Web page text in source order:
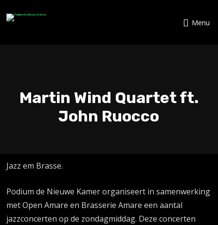
Menu
Martin Wind Quartet ft.
John Ruocco
Jazz em Brasse.
Podium de Nieuwe Kamer organiseert in samenwerking
met Open Amare en Brasserie Amare een aantal
jazzconcerten op de zondagmiddag. Deze concerten